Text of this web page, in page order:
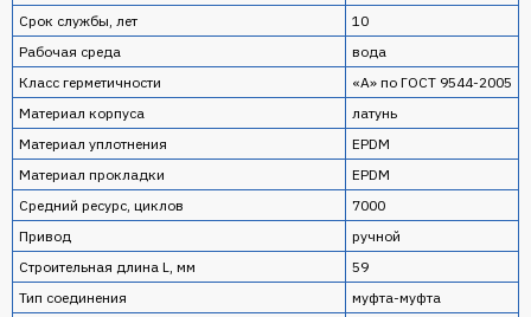
Срок службы, лет
10
Рабочая среда
вода
Класс герметичности
«А» по ГОСТ 9544-2005
Материал корпуса
латунь
Материал уплотнения
EPDM
Материал прокладки
EPDM
Средний ресурс, циклов
7000
Привод
ручной
Строительная длина L, мм
59
Тип соединения
муфта-муфта